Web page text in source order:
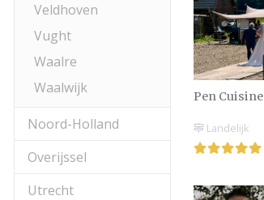
Veldhoven
Vught
Waalre
Waalwijk
Noord-Holland
Overijssel
Utrecht
Pen Cuisine
Landelijk